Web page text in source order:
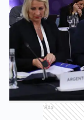
Ads